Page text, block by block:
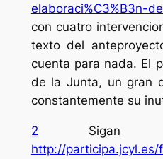
elaboraci%C3%B3n-
con cuatro
texto del
cuenta para nada. El
de la Junta, un gran
constantemente su
2 Sigan
http://